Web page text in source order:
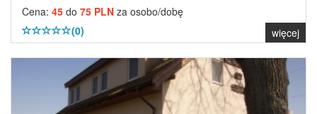
Cena: 45 do 75 PLN za osobo/dobę
(0)
więcej